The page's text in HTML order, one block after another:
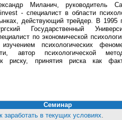
Миланич, руководитель
‑ специалист в области
действующий трейдер. В 1995
Государственный
по экономической
психологических
автор психологической
риску, принятия риска как
Семинар
заработать в текущих условиях